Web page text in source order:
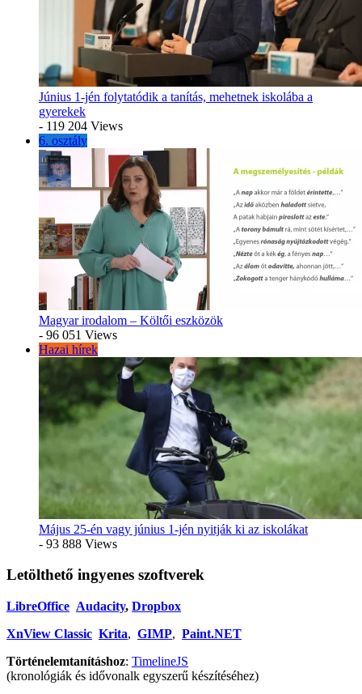
Június 1-jén folytatódik a tanítás, mehetnek iskolába a
gyerekek
- 119 204 Views
6. osztály
Magyar irodalom – Költői eszközök
- 96 051 Views
Hazai hírek
Május 25-én vagy június 1-jén nyitják ki az iskolákat
- 93 888 Views
Letölthető ingyenes szoftverek
LibreOffice Audacity, Dropbox
XnView Classic Krita, GIMP, Paint.NET
Történelemtanításhoz: TimelineJS
(kronológiák és idővonalk egyszerű készítéséhez)